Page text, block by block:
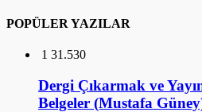
POPÜLER YAZILAR
1 31.530
Dergi Çıkarmak ve
Belgeler (Mustafa